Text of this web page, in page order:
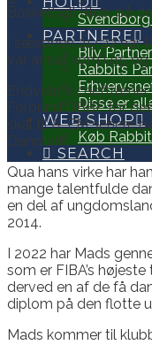
PARTNERE
Bliv Partner
Rabbits
Disse er
WEB SHOP
Køb
SEARCH
Basketball Klub, på
I sæsonen 21/22 har
var ansat som U15 og
Endvidere cheftræner
Forbund DBBF for
skal til A-EM senere
Danmark.
Qua hans virke har
mange talentfulde
en del af
2014.
I 2022 har Mads
som er FIBA’s
derved en af de få
diplom på den flotte
Mads kommer til